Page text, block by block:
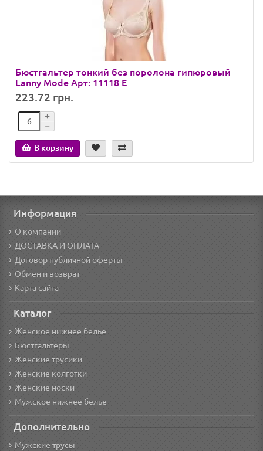
Бюстгальтер тонкий без поролона гипюровый
Lanny Mode Арт: 11118 E
223.72 грн.
В корзину
Информация
О компании
ДОСТАВКА И ОПЛАТА
Договор публичной оферты
Обмен и возврат
Карта сайта
Каталог
Женское нижнее белье
Бюстгальтеры
Женские трусики
Женские колготки
Женские носки
Мужское нижнее белье
Дополнительно
Мужские трусы